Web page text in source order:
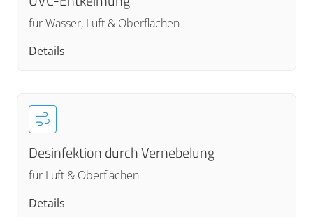
für Wasser, Luft & Oberflächen
Details
Desinfektion durch Vernebelung
für Luft & Oberflächen
Details